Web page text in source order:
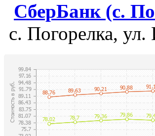
СберБанк (с.
с. Погорелка, ул.